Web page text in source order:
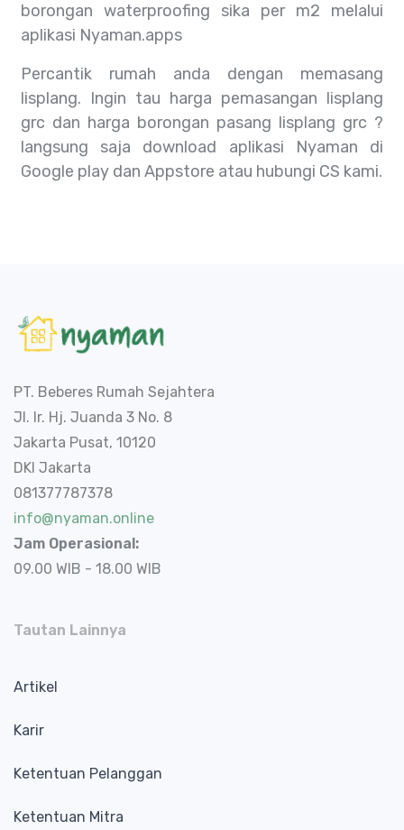
borongan waterproofing sika per m2 melalui
aplikasi Nyaman.apps
Percantik rumah anda dengan memasang
lisplang. Ingin tau harga pemasangan lisplang
grc dan harga borongan pasang lisplang grc ?
langsung saja download aplikasi Nyaman di
Google play dan Appstore atau hubungi CS kami.
PT. Beberes Rumah Sejahtera
Jl. Ir. Hj. Juanda 3 No. 8
Jakarta Pusat, 10120
DKI Jakarta
081377787378
info@nyaman.online
Jam Operasional:
09.00 WIB - 18.00 WIB
Tautan Lainnya
Artikel
Karir
Ketentuan Pelanggan
Ketentuan Mitra